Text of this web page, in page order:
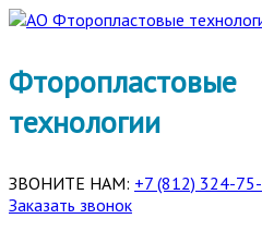
Фторопластовые
технологии
ЗВОНИТЕ НАМ: +7 (812) 324-
Заказать звонок